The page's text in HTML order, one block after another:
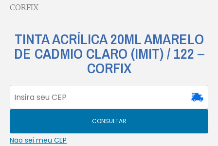
CORFIX
TINTA ACRÍLICA 20ML AMARELO
DE CADMIO CLARO (IMIT) / 122 –
CORFIX
CONSULTAR
Não sei meu CEP